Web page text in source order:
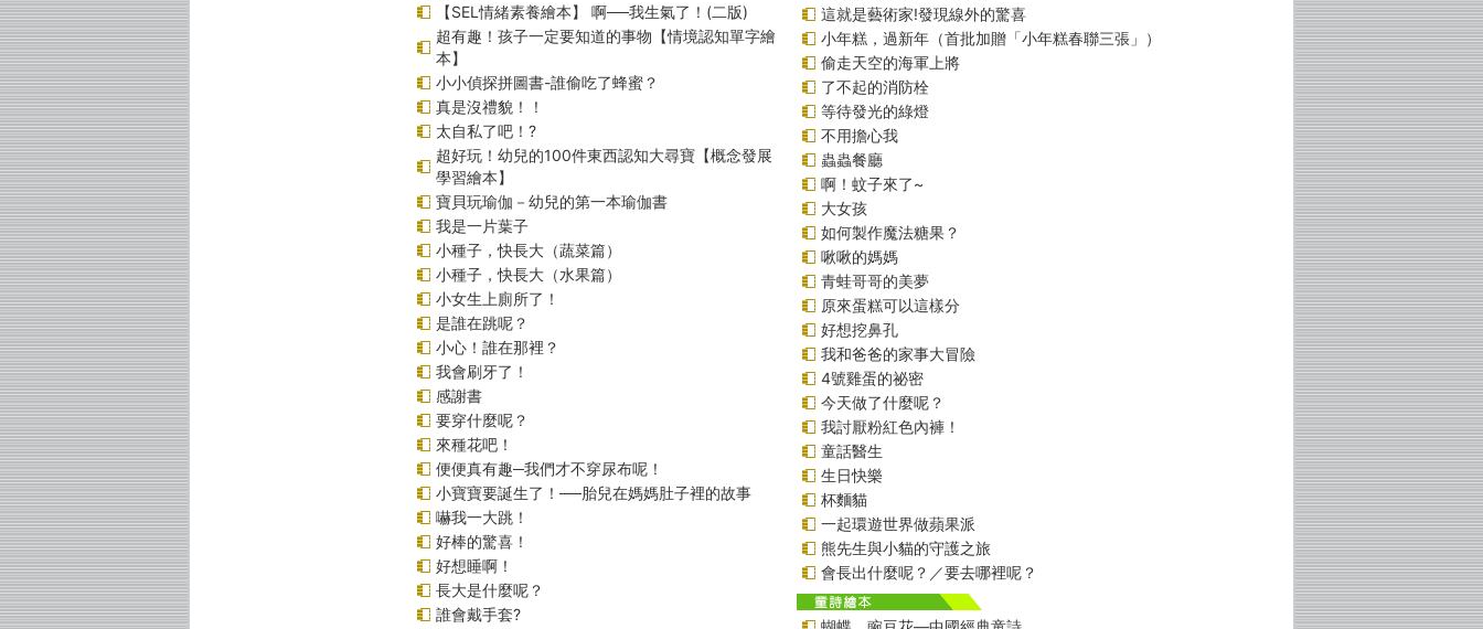
【SEL情緒素養繪本】 啊──我生氣了！(二版)
超有趣！孩子一定要知道的事物【情境認知單字繪
本】
小小偵探拼圖書-誰偷吃了蜂蜜？
真是沒禮貌！！
太自私了吧！?
超好玩！幼兒的100件東西認知大尋寶【概念發展
學習繪本】
寶貝玩瑜伽－幼兒的第一本瑜伽書
我是一片葉子
小種子，快長大（蔬菜篇）
小種子，快長大（水果篇）
小女生上廁所了！
是誰在跳呢？
小心！誰在那裡？
我會刷牙了！
感謝書
要穿什麼呢？
來種花吧！
便便真有趣─我們才不穿尿布呢！
小寶寶要誕生了！──胎兒在媽媽肚子裡的故事
嚇我一大跳！
好棒的驚喜！
好想睡啊！
長大是什麼呢？
誰會戴手套?
這就是藝術家!發現線外的驚喜
小年糕，過新年（首批加贈「小年糕春聯三張」）
偷走天空的海軍上將
了不起的消防栓
等待發光的綠燈
不用擔心我
蟲蟲餐廳
啊！蚊子來了~
大女孩
如何製作魔法糖果？
啾啾的媽媽
青蛙哥哥的美夢
原來蛋糕可以這樣分
好想挖鼻孔
我和爸爸的家事大冒險
4號雞蛋的祕密
今天做了什麼呢？
我討厭粉紅色內褲！
童話醫生
生日快樂
杯麵貓
一起環遊世界做蘋果派
熊先生與小貓的守護之旅
會長出什麼呢？／要去哪裡呢？